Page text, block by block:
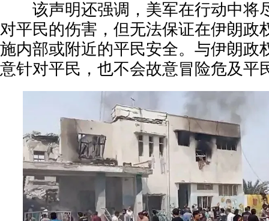
该声明还强调，美军在行动中将
对平民的伤害，但无法保证在伊朗政
施内部或附近的平民安全。与伊朗政
意针对平民，也不会故意冒险危及平